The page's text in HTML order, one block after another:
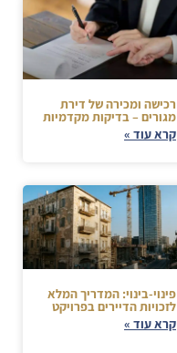
רכישה ומכירה של דירת
מגורים – בדיקות מקדמיות
קרא עוד »
פינוי-בינוי: המדריך המלא
לזכויות הדיירים בפרויקט
קרא עוד »